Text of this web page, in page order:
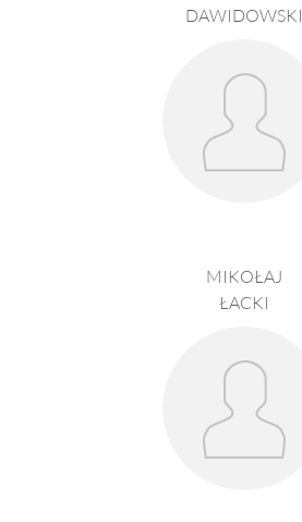
DAWIDOWSKI
MIKOŁAJ
ŁACKI